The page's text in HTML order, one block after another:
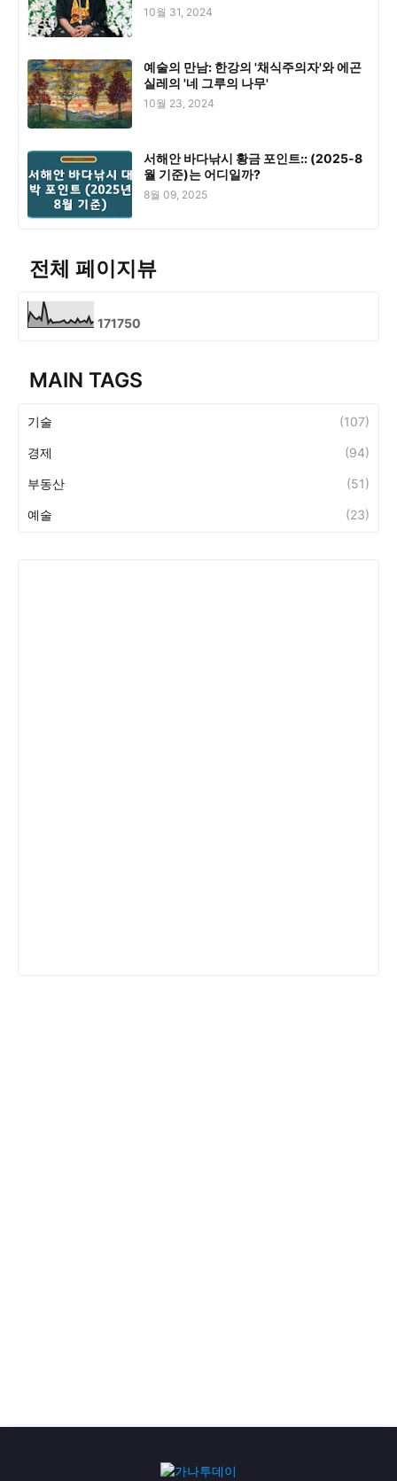
10월 31, 2024
예술의 만남: 한강의 '채식주의자'와 에곤
실레의 '네 그루의 나무'
10월 23, 2024
서해안 바다낚시 황금 포인트:: (2025-8
월 기준)는 어디일까?
8월 09, 2025
전체 페이지뷰
171750
MAIN TAGS
기술 (107)
경제 (94)
부동산 (51)
예술 (23)